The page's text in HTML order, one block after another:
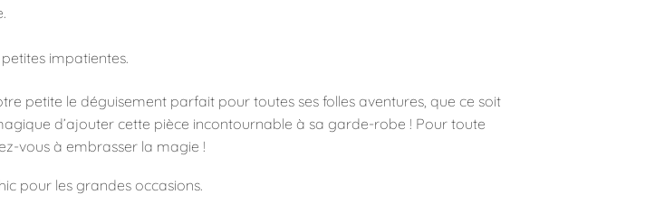
impatientes.
petite le déguisement parfait pour toutes ses folles aventures, que ce soit
d’ajouter cette pièce incontournable à sa garde-robe ! Pour toute
vous à embrasser la magie !
pour les grandes occasions.